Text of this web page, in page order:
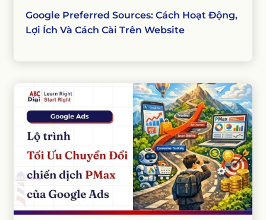
Google Preferred Sources: Cách Hoạt Động,
Lợi Ích Và Cách Cài Trên Website